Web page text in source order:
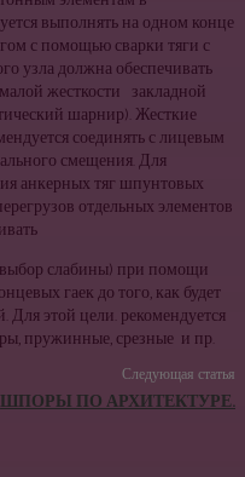
выполнять на одном конце
с помощью сварки тяги с
узла должна обеспечивать
жесткости закладной
шарнир). Жесткие
соединять с лицевым
смещения. Для
анкерных тяг шпунтовых
отдельных элементов
слабины) при помощи
гаек до того, как будет
Для этой цели. рекомендуется
пружинные, срезные и пр.
Следующая статья
ШПОРЫ ПО АРХИТЕКТУРЕ.